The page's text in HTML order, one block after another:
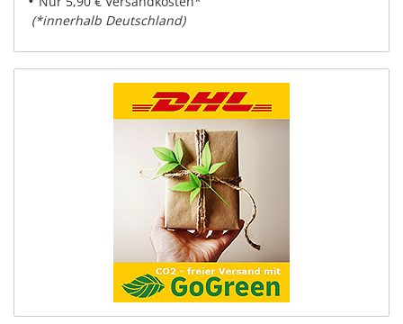
(*innerhalb Deutschland)